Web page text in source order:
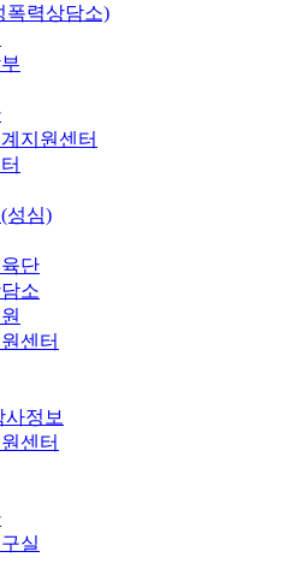
폭력상담소)
지원센터
성심)
단
소
센터
사정보
센터
실